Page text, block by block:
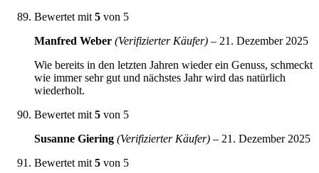
Bewertet mit 5 von 5
Manfred Weber (Verifizierter Käufer) – 21. Dezember 2025
Wie bereits in den letzten Jahren wieder ein Genuss, schmeckt
wie immer sehr gut und nächstes Jahr wird das natürlich
wiederholt.
Bewertet mit 5 von 5
Susanne Giering (Verifizierter Käufer) – 21. Dezember 2025
Bewertet mit 5 von 5